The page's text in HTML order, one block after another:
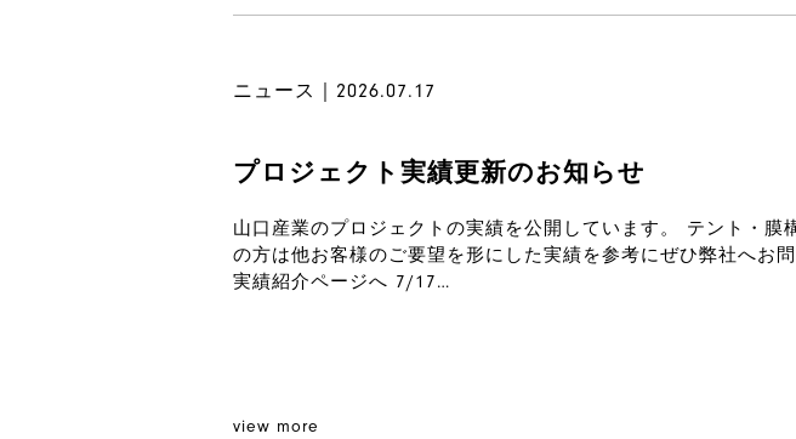
ニュース｜2026.07.17
プロジェクト実績更新のお知らせ
山口産業のプロジェクトの実績を公開しています。 テント・膜
の方は他お客様のご要望を形にした実績を参考にぜひ弊社へお
実績紹介ページへ 7/17…
view more